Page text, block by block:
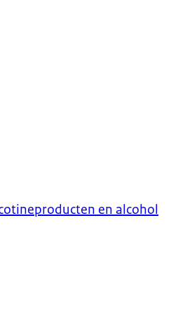
en alcohol